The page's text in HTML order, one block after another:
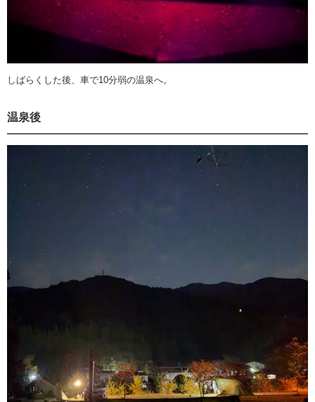
しばらくした後、車で10分弱の温泉へ。
温泉後